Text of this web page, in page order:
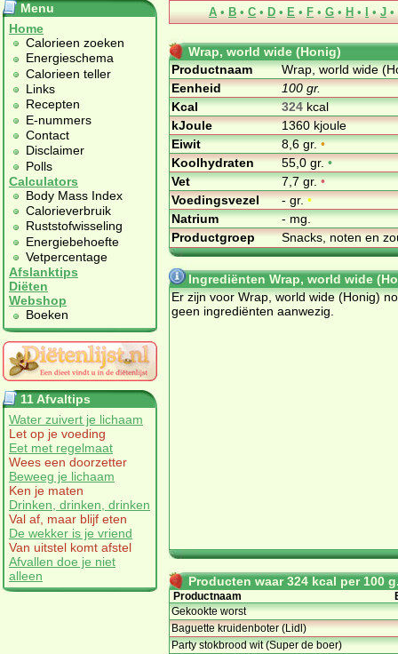
Menu
Home
Calorieen zoeken
Energieschema
Calorieen teller
Links
Recepten
E-nummers
Contact
Disclaimer
Polls
Calculators
Body Mass Index
Calorieverbruik
Ruststofwisseling
Energiebehoefte
Vetpercentage
Afslanktips
Diëten
Webshop
Boeken
11 Afvaltips
Water zuivert je lichaam
Let op je voeding
Eet met regelmaat
Wees een doorzetter
Beweeg je lichaam
Ken je maten
Drinken, drinken, drinken
Val af, maar blijf eten
De wekker is je vriend
Van uitstel komt afstel
Afvallen doe je niet
alleen
A • B • C • D • E • F • G • H • I • J •
Wrap, world wide (Honig)
Productnaam
Wrap, world wide
Eenheid
100 gr.
Kcal
324kcal
kJoule
1360 kjoule
Eiwit
8,6 gr.•
Koolhydraten
55,0 gr.•
Vet
7,7 gr.•
Voedingsvezel
- gr.•
Natrium
- mg.
Productgroep
Snacks, noten en
Ingrediënten Wrap, world wide
Er zijn voor Wrap, world wide (Honig)
geen ingrediënten aanwezig.
Producten waar 324 kcal per 100
Productnaam
Gekookte worst
Baguette kruidenboter (Lidl)
Party stokbrood wit (Super de boer)